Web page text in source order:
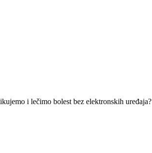
i lečimo bolest bez elektronskih uređaja?